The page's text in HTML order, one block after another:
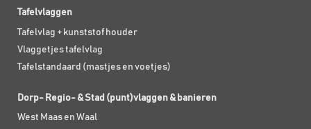
Tafelvlaggen
Tafelvlag + kunststof houder
Vlaggetjes tafelvlag
Tafelstandaard (mastjes en voetjes)
Dorp- Regio- & Stad (punt)vlaggen & banieren
West Maas en Waal